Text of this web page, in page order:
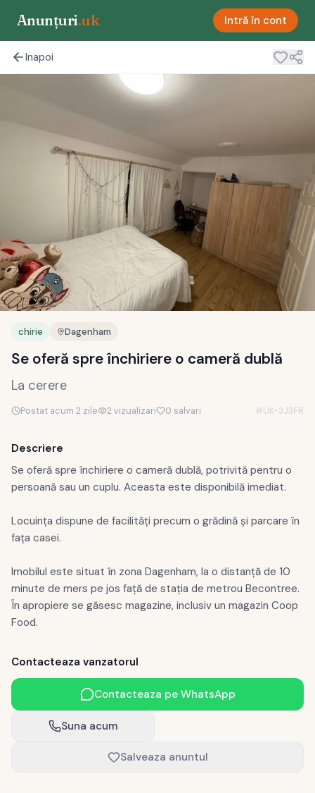
Anunțuri.uk Intră în cont
Inapoi
chirie Dagenham
Se oferă spre închiriere o cameră dublă
La cerere
Postat acum 2 zile 2 vizualizari 0 salvari #UK-3J3FR
Descriere
Se oferă spre închiriere o cameră dublă, potrivită pentru o
persoană sau un cuplu. Aceasta este disponibilă imediat.
Locuința dispune de facilități precum o grădină și parcare în
fața casei.
Imobilul este situat în zona Dagenham, la o distanță de 10
minute de mers pe jos față de stația de metrou Becontree.
În apropiere se găsesc magazine, inclusiv un magazin Coop
Food.
Contacteaza vanzatorul
Contacteaza pe WhatsApp
Suna acum
Salveaza anuntul